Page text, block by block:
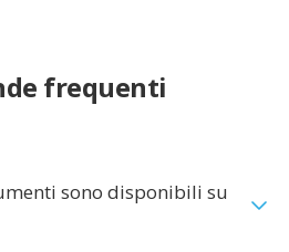
frequenti
sono disponibili su